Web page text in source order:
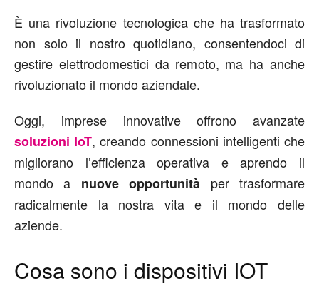
È una rivoluzione tecnologica che ha trasformato
non solo il nostro quotidiano, consentendoci di
gestire elettrodomestici da remoto, ma ha anche
rivoluzionato il mondo aziendale.
Oggi, imprese innovative offrono avanzate
soluzioni IoT, creando connessioni intelligenti che
migliorano l’efficienza operativa e aprendo il
mondo a nuove opportunità per trasformare
radicalmente la nostra vita e il mondo delle
aziende.
Cosa sono i dispositivi IOT